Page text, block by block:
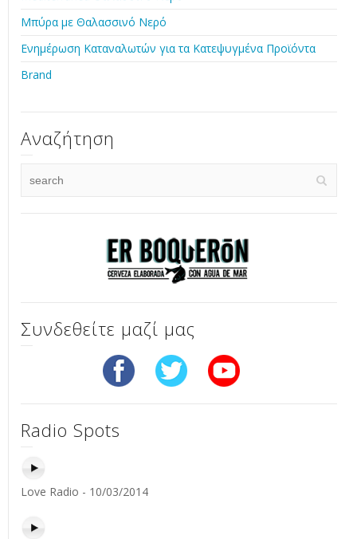
Μπύρα με Θαλασσινό Νερό
Ενημέρωση Καταναλωτών για τα Κατεψυγμένα Προϊόντα
Brand
Αναζήτηση
Συνδεθείτε μαζί μας
Radio Spots
Love Radio - 10/03/2014